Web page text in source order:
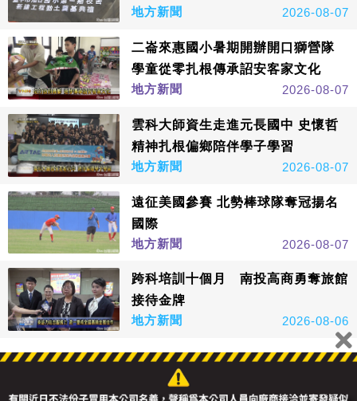
地方新聞
2026-08-07
二崙來惠國小暑期開辦開口獅營隊
學童從零扎根傳承詔安客家文化
地方新聞
2026-08-07
雲科大師資生走進元長國中 史懷哲
精神扎根偏鄉陪伴學子學習
地方新聞
2026-08-07
遠征美國參賽 北勢棒球隊奪冠揚名
國際
地方新聞
2026-08-07
跨科培訓十個月 南投高商勇奪旅館
接待金牌
地方新聞
2026-08-06
看更多